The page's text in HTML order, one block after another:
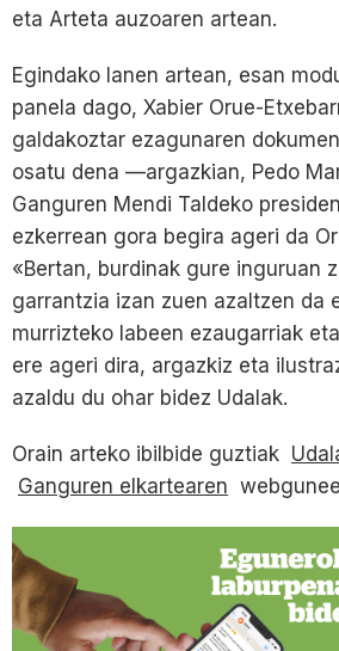
eta Arteta auzoaren artean.
Egindako lanen artean, esan
panela dago, Xabier Orue-
galdakoztar ezagunaren
osatu dena —argazkian, Pedo
Ganguren Mendi Taldeko
ezkerrean gora begira ageri da
«Bertan, burdinak gure inguruan
garrantzia izan zuen azaltzen da
murrizteko labeen ezaugarriak
ere ageri dira, argazkiz eta
azaldu du ohar bidez Udalak.
Orain arteko ibilbide guztiak
Ganguren elkartearen